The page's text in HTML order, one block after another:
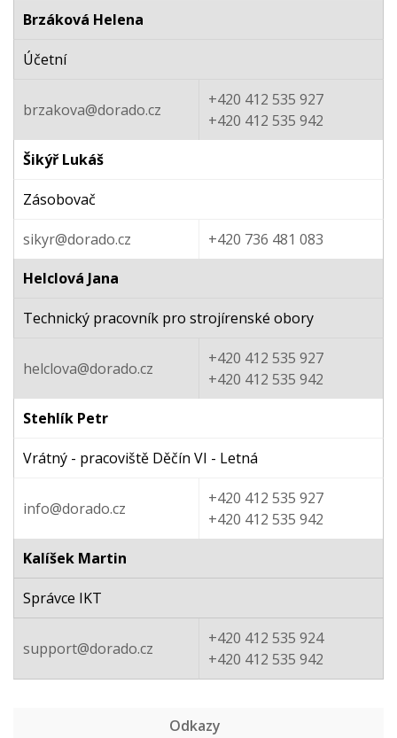
Brzáková Helena
Účetní
brzakova@dorado.cz
+420 412 535 927
+420 412 535 942
Šikýř Lukáš
Zásobovač
sikyr@dorado.cz
+420 736 481 083
Helclová Jana
Technický pracovník pro strojírenské obory
helclova@dorado.cz
+420 412 535 927
+420 412 535 942
Stehlík Petr
Vrátný - pracoviště Děčín VI - Letná
info@dorado.cz
+420 412 535 927
+420 412 535 942
Kalíšek Martin
Správce IKT
support@dorado.cz
+420 412 535 924
+420 412 535 942
Odkazy